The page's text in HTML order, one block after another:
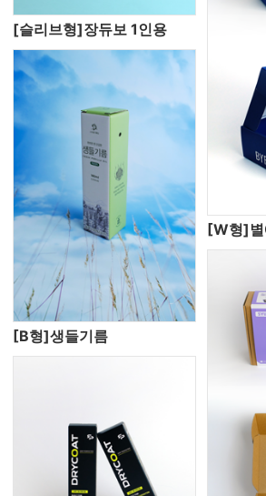
[슬리브형]장듀보 1인용
[B형]생들기름
[W형]